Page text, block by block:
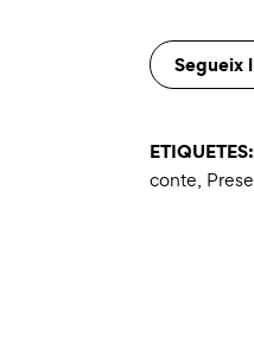
Segueix
ETIQUETES:
conte,